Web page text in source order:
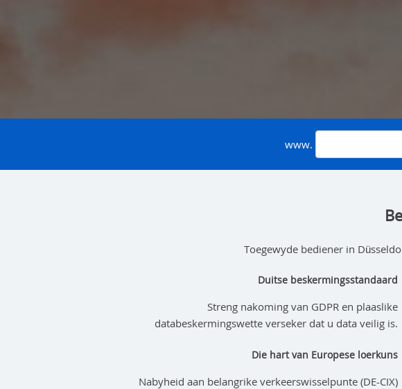
www.
Toegewyde bediener in
Duitse beskermingsstandaard
Streng nakoming van GDPR en plaaslike
databeskermingswette verseker dat u data veilig is.
Die hart van Europese loerkuns
Nabyheid aan belangrike verkeerswisselpunte (DE-CIX)